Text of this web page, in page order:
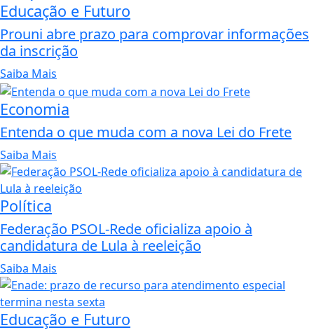
Educação e Futuro
Prouni abre prazo para comprovar informações
da inscrição
Saiba Mais
Economia
Entenda o que muda com a nova Lei do Frete
Saiba Mais
Política
Federação PSOL-Rede oficializa apoio à
candidatura de Lula à reeleição
Saiba Mais
Educação e Futuro